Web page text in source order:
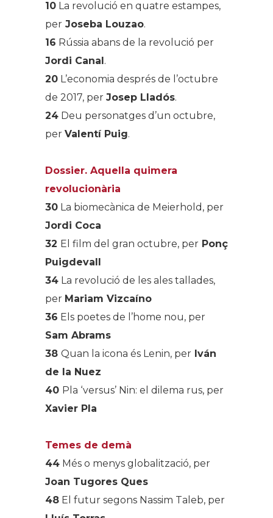
10 La revolució en quatre estampes,
per Joseba Louzao.
16 Rússia abans de la revolució per
Jordi Canal.
20 L’economia després de l’octubre
de 2017, per Josep Lladós.
24 Deu personatges d’un octubre,
per Valentí Puig.
Dossier. Aquella quimera
revolucionària
30 La biomecànica de Meierhold, per
Jordi Coca
32 El film del gran octubre, per Ponç
Puigdevall
34 La revolució de les ales tallades,
per Mariam Vizcaíno
36 Els poetes de l’home nou, per
Sam Abrams
38 Quan la icona és Lenin, per Iván
de la Nuez
40 Pla ‘versus’ Nin: el dilema rus, per
Xavier Pla
Temes de demà
44 Més o menys globalització, per
Joan Tugores Ques
48 El futur segons Nassim Taleb, per